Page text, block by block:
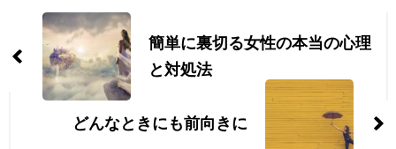
稿
簡単に裏切る女性の本当の心理
と対処法
どんなときにも前向きに